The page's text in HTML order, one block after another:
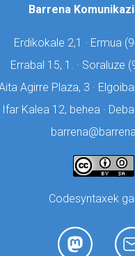
Barrena
Erdikokale 2,1 · Ermua (
Errabal 15, 1. · Soraluze (
Agirre Plaza, 3 ·
Ifar Kalea 12, behea ·
Codesyntaxek